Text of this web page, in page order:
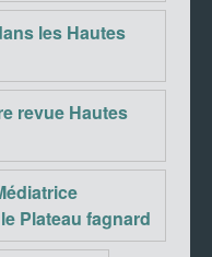
les Hautes
revue Hautes
Plateau fagnard